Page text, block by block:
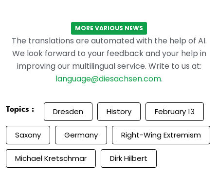
MORE VARIOUS NEWS
The translations are automated with the help of AI.
We look forward to your feedback and your help in
improving our multilingual service. Write to us at:
language@diesachsen.com.
Topics : Dresden History February 13
Saxony Germany Right-Wing Extremism
Michael Kretschmar Dirk Hilbert